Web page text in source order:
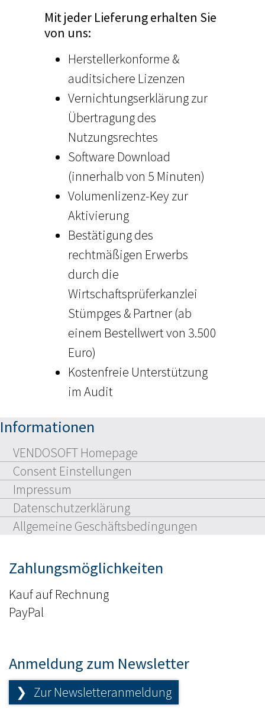
Mit jeder Lieferung erhalten Sie
von uns:
Herstellerkonforme &
auditsichere Lizenzen
Vernichtungserklärung zur
Übertragung des
Nutzungsrechtes
Software Download
(innerhalb von 5 Minuten)
Volumenlizenz-Key zur
Aktivierung
Bestätigung des
rechtmäßigen Erwerbs
durch die
Wirtschaftsprüferkanzlei
Stümpges & Partner (ab
einem Bestellwert von 3.500
Euro)
Kostenfreie Unterstützung
im Audit
Informationen
VENDOSOFT Homepage
Consent Einstellungen
Impressum
Datenschutzerklärung
Allgemeine Geschäftsbedingungen
Zahlungsmöglichkeiten
Kauf auf Rechnung
PayPal
Anmeldung zum Newsletter
❯ Zur Newsletteranmeldung